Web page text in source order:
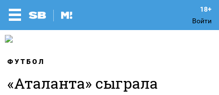
Войти
ФУТБОЛ
«Аталанта» сыграла